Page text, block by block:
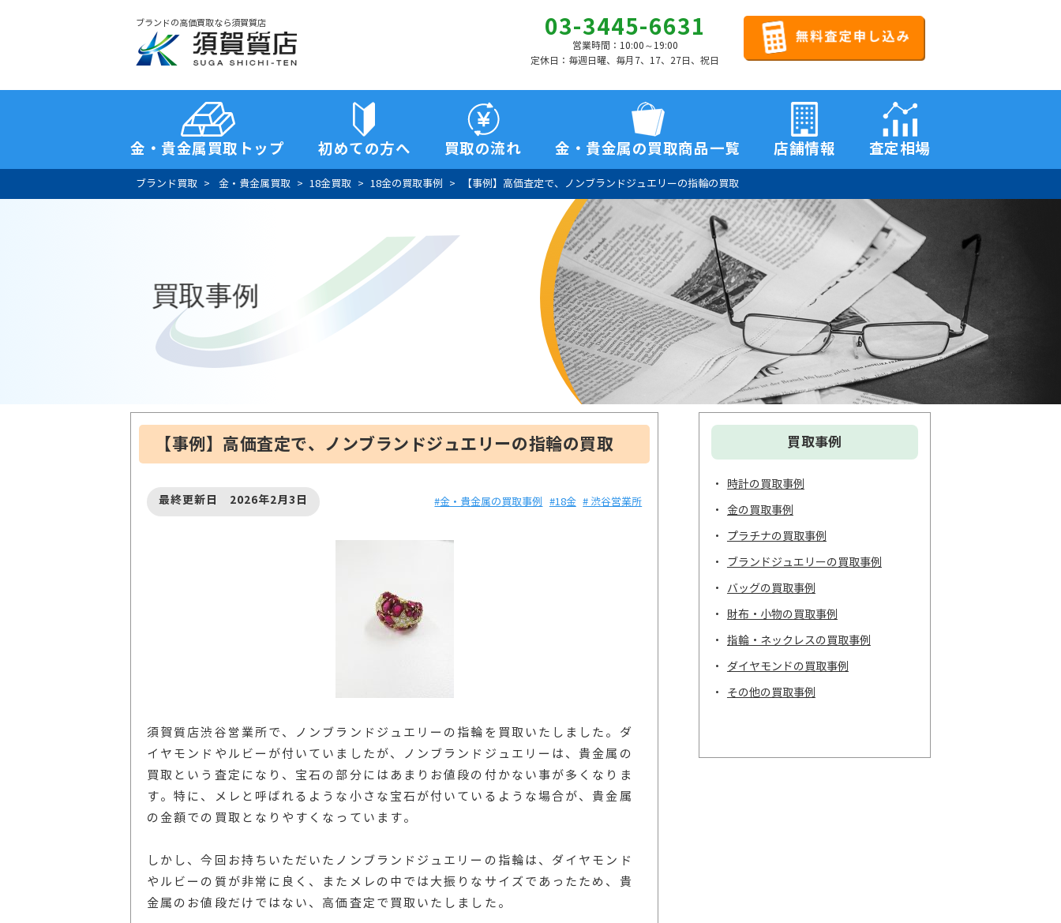
ブランドの高価買取なら須賀質店
03-3445-6631
営業時間：10:00～19:00
定休日：毎週日曜、毎月7、17、27日、祝日
金・貴金属買取トップ 初めての方へ 買取の流れ 金・貴金属の買取商品一覧 店舗情報 査定相場
ブランド買取 金・貴金属買取 18金買取 18金の買取事例 【事例】高価査定で、ノンブランドジュエリーの指輪の買取
買取事例
【事例】高価査定で、ノンブランドジュエリーの指輪の買取
最終更新日 2026年2月3日 #金・貴金属の買取事例 #18金 # 渋谷営業所
須賀質店渋谷営業所で、ノンブランドジュエリーの指輪を買取いたしました。ダ
イヤモンドやルビーが付いていましたが、ノンブランドジュエリーは、貴金属の
買取という査定になり、宝石の部分にはあまりお値段の付かない事が多くなりま
す。特に、メレと呼ばれるような小さな宝石が付いているような場合が、貴金属
の金額での買取となりやすくなっています。
しかし、今回お持ちいただいたノンブランドジュエリーの指輪は、ダイヤモンド
やルビーの質が非常に良く、またメレの中では大振りなサイズであったため、貴
金属のお値段だけではない、高価査定で買取いたしました。
買取事例
時計の買取事例
金の買取事例
プラチナの買取事例
ブランドジュエリーの買取事例
バッグの買取事例
財布・小物の買取事例
指輪・ネックレスの買取事例
ダイヤモンドの買取事例
その他の買取事例